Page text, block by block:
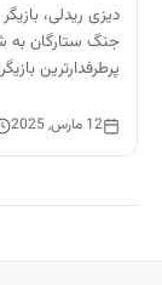
دیزی ریدلی،
جنگ ستارگان به
پرطرفدارترین
12 مارس, 2025